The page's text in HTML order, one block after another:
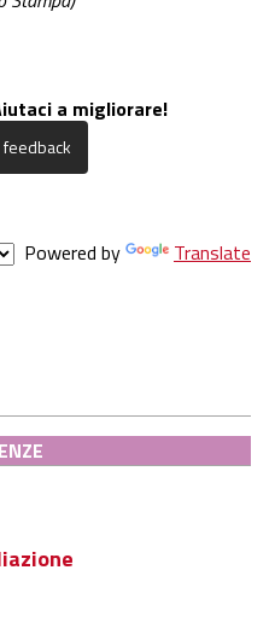
a migliorare!
Powered by Translate